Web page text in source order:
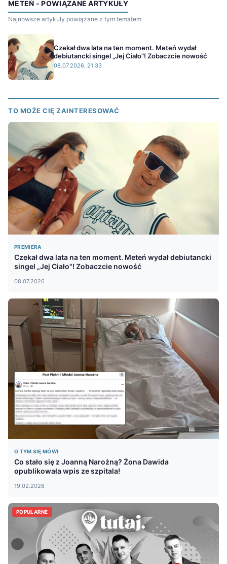
METEŃ - POWIĄZANE ARTYKUŁY
Najnowsze artykuły powiązane z tym tematem
Czekał dwa lata na ten moment. Meteń wydał
debiutancki singel „Jej Ciało"! Zobaczcie nowość
08.07.2026, 21:33
TO MOŻE CIĘ ZAINTERESOWAĆ
PREMIERA
Czekał dwa lata na ten moment. Meteń wydał debiutancki
singel „Jej Ciało"! Zobaczcie nowość
08.07.2026
O TYM SIĘ MÓWI
Co stało się z Joanną Narożną? Żona Dawida
opublikowała wpis ze szpitala!
19.02.2026
POPULARNE